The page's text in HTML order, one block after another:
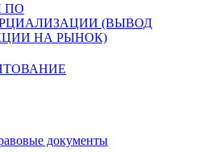
ПО
(ВЫВОД
НА РЫНОК)
документы